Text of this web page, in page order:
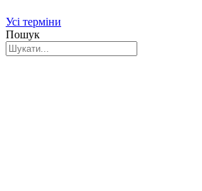
Усі терміни
Пошук